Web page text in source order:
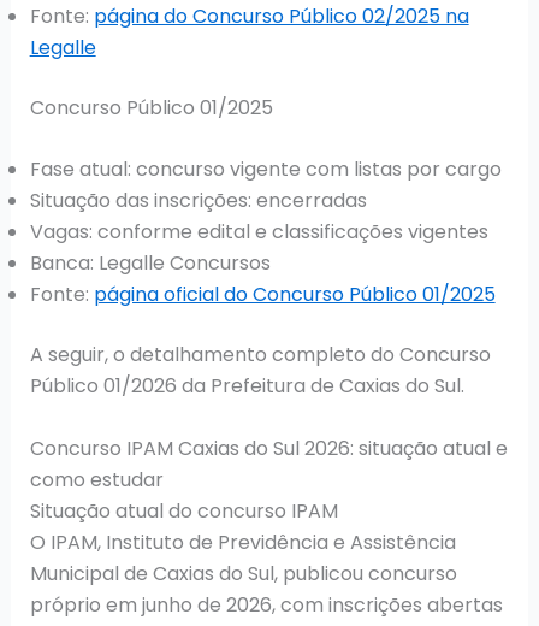
Fonte: página do Concurso Público 02/2025 na
Legalle
Concurso Público 01/2025
Fase atual: concurso vigente com listas por cargo
Situação das inscrições: encerradas
Vagas: conforme edital e classificações vigentes
Banca: Legalle Concursos
Fonte: página oficial do Concurso Público 01/2025
A seguir, o detalhamento completo do Concurso
Público 01/2026 da Prefeitura de Caxias do Sul.
Concurso IPAM Caxias do Sul 2026: situação atual e
como estudar
Situação atual do concurso IPAM
O IPAM, Instituto de Previdência e Assistência
Municipal de Caxias do Sul, publicou concurso
próprio em junho de 2026, com inscrições abertas